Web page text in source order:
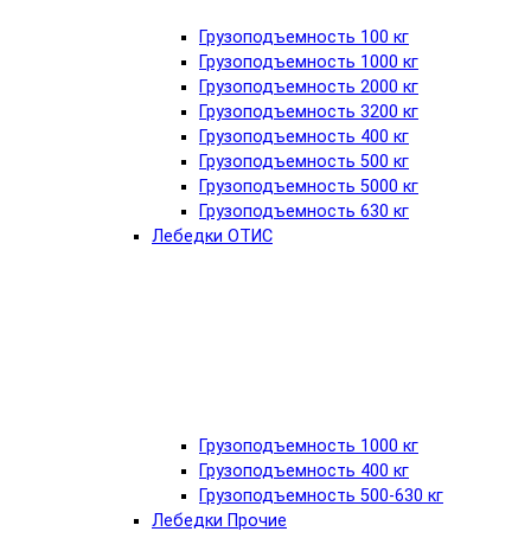
Грузоподъемность 100 кг
Грузоподъемность 1000 кг
Грузоподъемность 2000 кг
Грузоподъемность 3200 кг
Грузоподъемность 400 кг
Грузоподъемность 500 кг
Грузоподъемность 5000 кг
Грузоподъемность 630 кг
Лебедки ОТИС
Грузоподъемность 1000 кг
Грузоподъемность 400 кг
Грузоподъемность 500-630 кг
Лебедки Прочие